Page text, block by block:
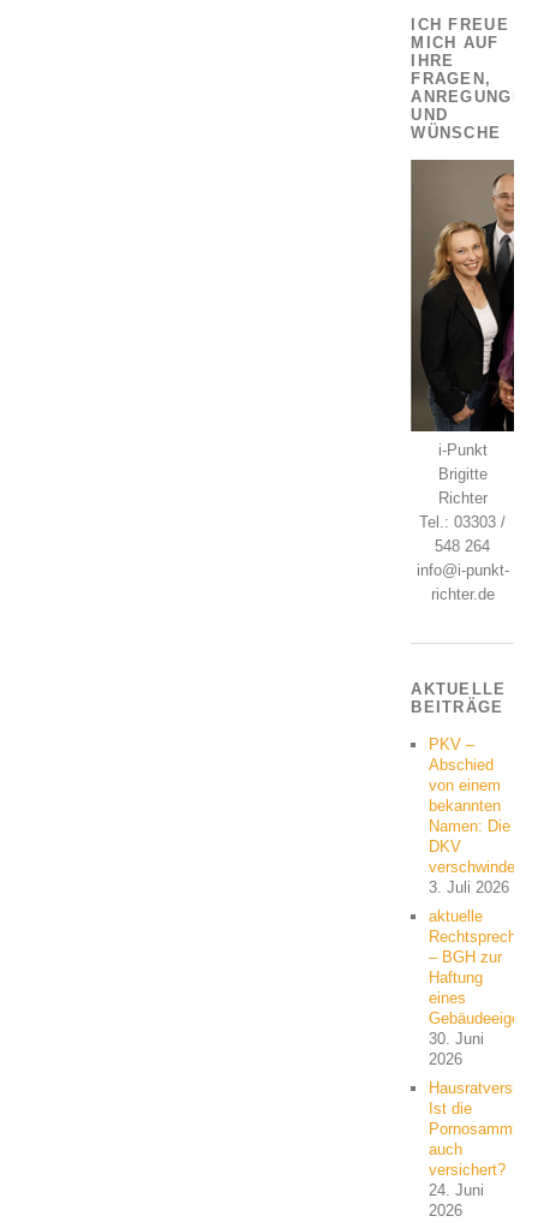
ICH FREUE
MICH AUF
IHRE
FRAGEN,
ANREGUNGEN
UND
WÜNSCHE
i-Punkt
Brigitte
Richter
Tel.: 03303 /
548 264
info@i-punkt-
richter.de
AKTUELLE
BEITRÄGE
PKV –
Abschied
von einem
bekannten
Namen: Die
DKV
verschwindet
3. Juli 2026
aktuelle
– BGH zur
Haftung
eines
30. Juni
2026
Ist die
auch
versichert?
24. Juni
2026